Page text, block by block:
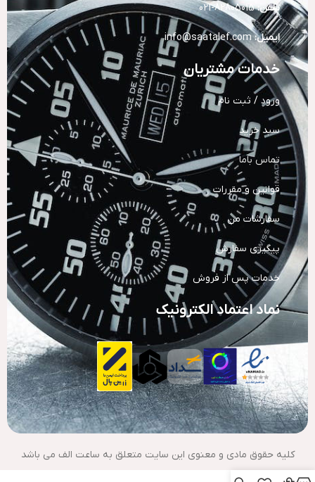
تلفن:82805015-021
ایمیل: info@saatalef.com
خدمات مشتریان
ورود / ثبت نام
سبد خرید
تماس باما
قوانین و مقررات
سفارشات من
پیگیری سفارش
خدمات پس از فروش
نماد اعتماد الکترونیک
کلیه حقوق مادی و معنوی این سایت متعلق به ساعت الف می باشد